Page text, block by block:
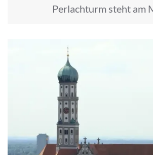
Perlachturm steht am